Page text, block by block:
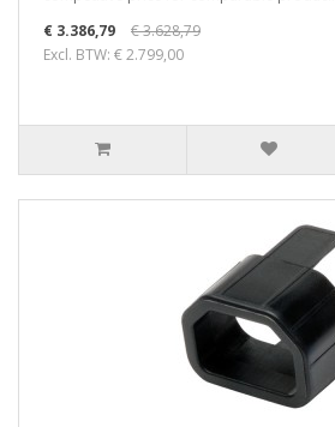
€ 3.386,79
€ 3.628,79
Excl. BTW: € 2.799,00